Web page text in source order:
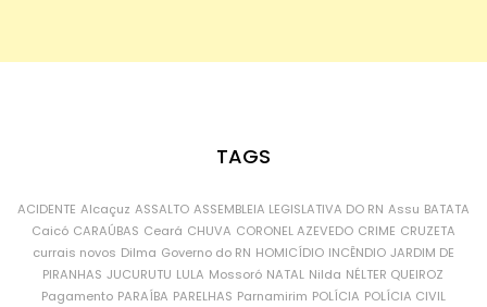
TAGS
ACIDENTE Alcaçuz ASSALTO ASSEMBLEIA LEGISLATIVA DO RN Assu BATATA
Caicó CARAÚBAS Ceará CHUVA CORONEL AZEVEDO CRIME CRUZETA
currais novos Dilma Governo do RN HOMICÍDIO INCÊNDIO JARDIM DE
PIRANHAS JUCURUTU LULA Mossoró NATAL Nilda NÉLTER QUEIROZ
Pagamento PARAÍBA PARELHAS Parnamirim POLÍCIA POLÍCIA CIVIL